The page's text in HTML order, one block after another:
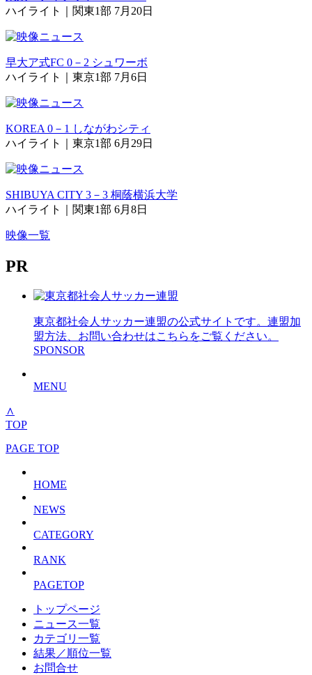
ハイライト｜関東1部 7月20日
早大ア式FC 0－2 シュワーボ
ハイライト｜東京1部 7月6日
KOREA 0－1 しながわシティ
ハイライト｜東京1部 6月29日
SHIBUYA CITY 3－3 桐蔭横浜大学
ハイライト｜関東1部 6月8日
映像一覧
PR
東京都社会人サッカー連盟の公式サイトです。連盟加
盟方法、お問い合わせはこちらをご覧ください。
SPONSOR
MENU
∧
TOP
PAGE TOP
HOME
NEWS
CATEGORY
RANK
PAGETOP
トップページ
ニュース一覧
カテゴリ一覧
結果／順位一覧
お問合せ